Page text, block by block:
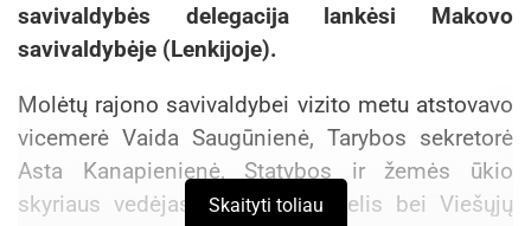
savivaldybės delegacija lankėsi Makovo
savivaldybėje (Lenkijoje).
Molėtų rajono savivaldybei vizito metu atstovavo
vicemerė Vaida Saugūnienė, Tarybos sekretorė
Asta Kanapienienė, Statybos ir žemės ūkio
skyriaus vedėjas Rimantas Šavelis bei Viešųjų
Skaityti toliau